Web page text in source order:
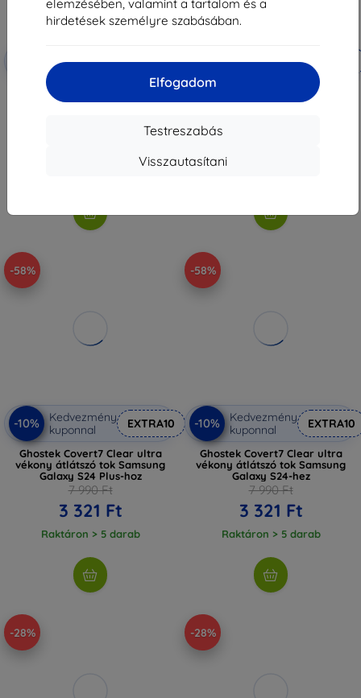
elemzésében, valamint a tartalom és a
hirdetések személyre szabásában.
Elfogadom
Testreszabás
Visszautasítani
kuponnal
EXTRA10
Ghostek Atomic Slim 4 fekete
alumínium tok Samsung Galaxy
-10% EXTRA10
Ghostek Covert7 Smoke ultra
vékony átlátszó tok Samsung
-58%
-10%
Kedvezmény
kuponnal
EXTRA10
Ghostek Covert7 Clear ultra
vékony átlátszó tok Samsung
Galaxy S24 Plus-hoz
7 990 Ft
3 321 Ft
Raktáron > 5 darab
-58%
-10%
Kedvezmény
kuponnal
EXTRA10
Ghostek Covert7 Clear ultra
vékony átlátszó tok Samsung
Galaxy S24-hez
7 990 Ft
3 321 Ft
Raktáron > 5 darab
-28% -28%